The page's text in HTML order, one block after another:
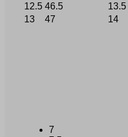
12.5 46.5 13.5
13
47 14
7